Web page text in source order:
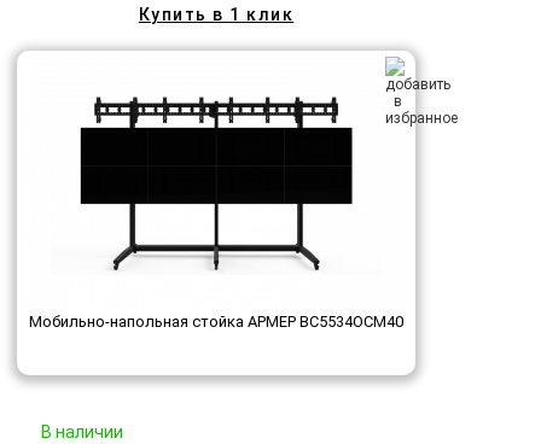
Купить в 1 клик
Мобильно-напольная стойка АРМЕР ВС5534ОСМ40
В наличии